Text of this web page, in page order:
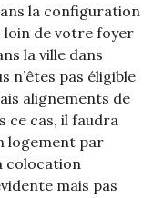
la configuration
loin de votre foyer
la ville dans
n’êtes pas éligible
alignements de
ce cas, il faudra
logement par
colocation
mais pas